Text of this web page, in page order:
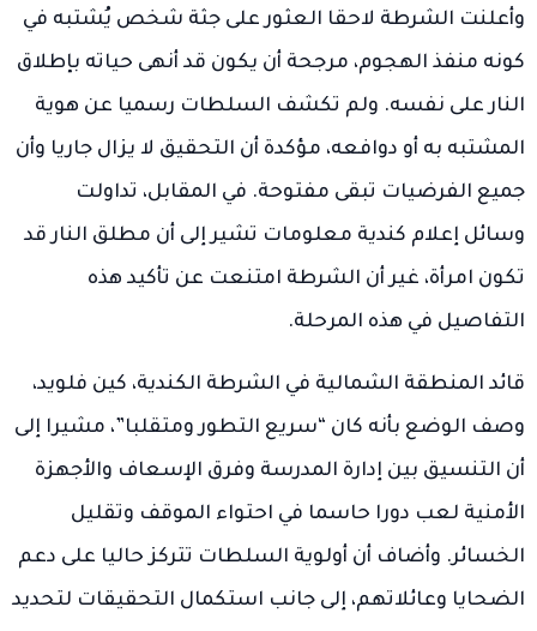
وأعلنت الشرطة لاحقا العثور على جثة شخص يُشتبه في
كونه منفذ الهجوم، مرجحة أن يكون قد أنهى حياته بإطلاق
النار على نفسه. ولم تكشف السلطات رسميا عن هوية
المشتبه به أو دوافعه، مؤكدة أن التحقيق لا يزال جاريا وأن
جميع الفرضيات تبقى مفتوحة. في المقابل، تداولت
وسائل إعلام كندية معلومات تشير إلى أن مطلق النار قد
تكون امرأة، غير أن الشرطة امتنعت عن تأكيد هذه
التفاصيل في هذه المرحلة.
قائد المنطقة الشمالية في الشرطة الكندية، كين فلويد،
وصف الوضع بأنه كان “سريع التطور ومتقلبا”، مشيرا إلى
أن التنسيق بين إدارة المدرسة وفرق الإسعاف والأجهزة
الأمنية لعب دورا حاسما في احتواء الموقف وتقليل
الخسائر. وأضاف أن أولوية السلطات تتركز حاليا على دعم
الضحايا وعائلاتهم، إلى جانب استكمال التحقيقات لتحديد